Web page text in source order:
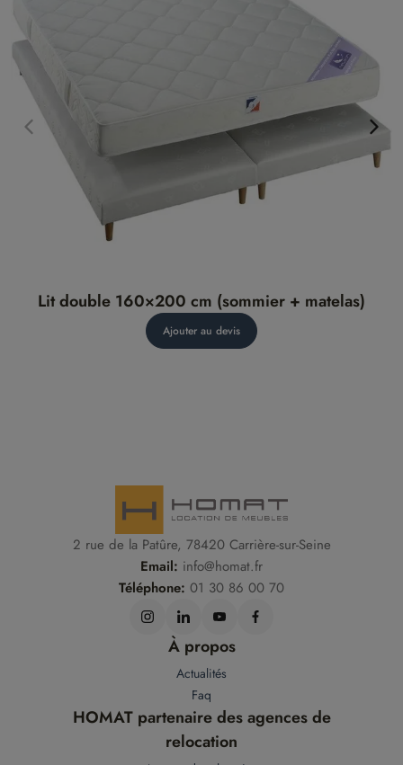
Lit double 160×200 cm (sommier + matelas)
Ajouter au devis
2 rue de la Patûre, 78420 Carrière-sur-Seine
Email: info@homat.fr
Téléphone: 01 30 86 00 70
À propos
Actualités
Faq
HOMAT partenaire des agences de
relocation